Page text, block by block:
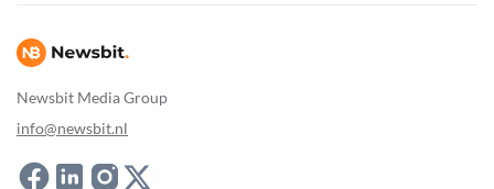
Newsbit Media Group
info@newsbit.nl